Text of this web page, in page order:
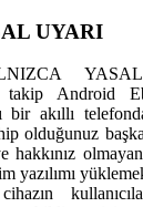
UYARI
Android
bir akıllı
olduğunuz
hakkınız
yazılımı